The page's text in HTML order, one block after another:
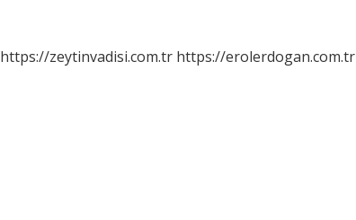
https://zeytinvadisi.com.tr https://erolerdogan.com.tr